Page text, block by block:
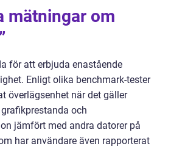
mätningar om
för att erbjuda enastående
Enligt olika benchmark-tester
överlägsenhet när det gäller
och
jämfört med andra datorer på
har användare även rapporterat